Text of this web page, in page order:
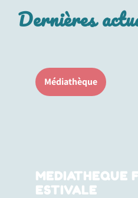
Dernières
MEDIATHEQUE
ESTIVALE
Médiathèque